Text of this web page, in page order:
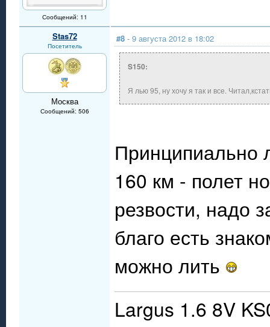
Сообщений: 11
Stas72
Посетитель
Москва
Сообщений: 506
#8 - 9 августа 2012 в 18:02
S150:
Я лью 95, ну хочу я так и все.
160 км - полет
резвости, надо
благо есть
можно лить
Largus 1.6 8V